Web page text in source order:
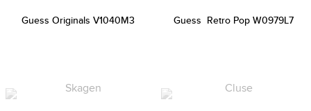
Guess Originals V1040M3 Guess Retro Pop W0979L7